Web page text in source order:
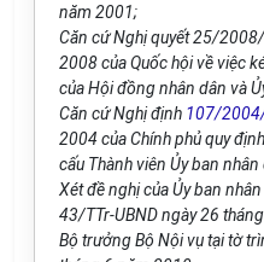
năm 2001;
Căn cứ Nghị quyết 25/
2008 của Quốc hội về việc
của Hội đồng nhân dân và
Căn cứ Nghị định 107/
2004 của Chính phủ quy
cấu Thành viên Ủy ban
Xét đề nghị của Ủy ban
43/TTr-UBND ngày 26
Bộ trưởng Bộ Nội vụ tại tờ